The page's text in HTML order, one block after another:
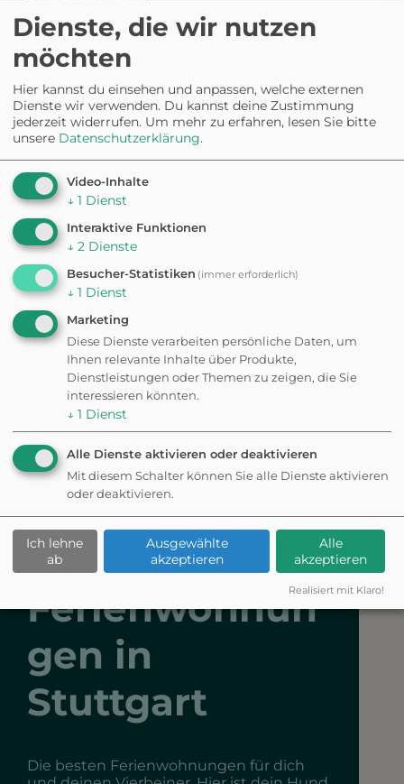
HUNDEAUSLAUFPLATZ
HUNDEAUSLAUFPLATZ
Hundespielplatz Wangen
Eingezäunt
Neuer See
Kiesstrand
Hundefreundli
che
Ferienwohnun
gen in
Stuttgart
Die besten Ferienwohnungen für dich
Dienste, die wir nutzen
möchten
Hier kannst du einsehen und anpassen, welche externen
Dienste wir verwenden. Du kannst deine Zustimmung
jederzeit widerrufen. Um mehr zu erfahren, lesen Sie bitte
unsere Datenschutzerklärung.
Video-Inhalte
↓ 1 Dienst
Interaktive Funktionen
↓ 2 Dienste
Besucher-Statistiken (immer erforderlich)
↓ 1 Dienst
Marketing
Diese Dienste verarbeiten persönliche Daten, um
Ihnen relevante Inhalte über Produkte,
Dienstleistungen oder Themen zu zeigen, die Sie
interessieren könnten.
↓ 1 Dienst
Alle Dienste aktivieren oder deaktivieren
Mit diesem Schalter können Sie alle Dienste aktivieren
oder deaktivieren.
Ich lehne
ab
Ausgewählte
akzeptieren
Alle
akzeptieren
Realisiert mit Klaro!